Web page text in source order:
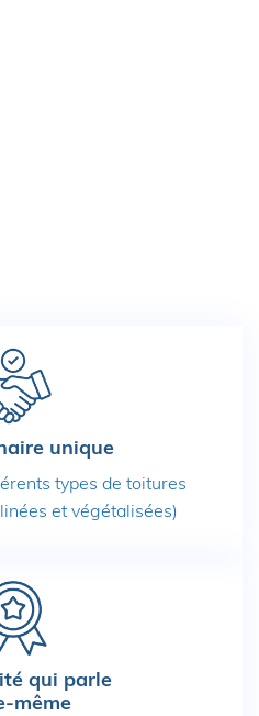
unique
types de toitures
et végétalisées)
qui parle
même